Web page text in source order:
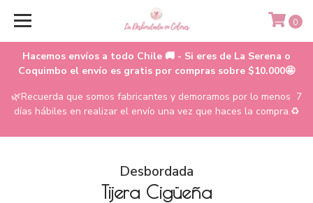
Hacemos envíos a todo Chile 🚚 - Si eres de La Serena o
Coquimbo el envío es gratis por compras sobre $10.000🤩
🌿Recuerda que somos fabricantes y demoramos por lo menos 7
días hábiles en realizar el envío una vez que haces la compra.♻️
0
Desbordada
Tijera Cigüeña